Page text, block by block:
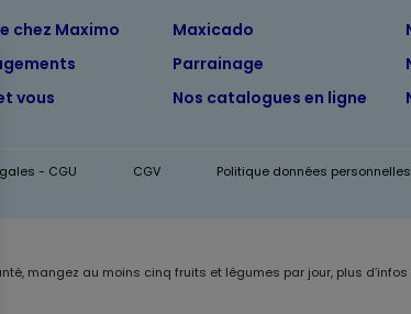
chez Maximo
vous
Maxicado
Parrainage
Nos catalogues en ligne
- CGU CGV Politique données personnelles
mangez au moins cinq fruits et légumes par jour, plus